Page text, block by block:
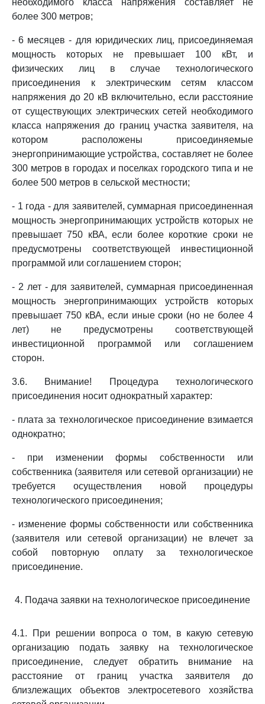
необходимого класса напряжения составляет не
более 300 метров;
- 6 месяцев - для юридических лиц, присоединяемая
мощность которых не превышает 100 кВт, и
физических лиц в случае технологического
присоединения к электрическим сетям классом
напряжения до 20 кВ включительно, если расстояние
от существующих электрических сетей необходимого
класса напряжения до границ участка заявителя, на
котором расположены присоединяемые
энергопринимающие устройства, составляет не более
300 метров в городах и поселках городского типа и не
более 500 метров в сельской местности;
- 1 года - для заявителей, суммарная присоединенная
мощность энергопринимающих устройств которых не
превышает 750 кВА, если более короткие сроки не
предусмотрены соответствующей инвестиционной
программой или соглашением сторон;
- 2 лет - для заявителей, суммарная присоединенная
мощность энергопринимающих устройств которых
превышает 750 кВА, если иные сроки (но не более 4
лет) не предусмотрены соответствующей
инвестиционной программой или соглашением
сторон.
3.6. Внимание! Процедура технологического
присоединения носит однократный характер:
- плата за технологическое присоединение взимается
однократно;
- при изменении формы собственности или
собственника (заявителя или сетевой организации) не
требуется осуществления новой процедуры
технологического присоединения;
- изменение формы собственности или собственника
(заявителя или сетевой организации) не влечет за
собой повторную оплату за технологическое
присоединение.
4. Подача заявки на технологическое присоединение
4.1. При решении вопроса о том, в какую сетевую
организацию подать заявку на технологическое
присоединение, следует обратить внимание на
расстояние от границ участка заявителя до
близлежащих объектов электросетевого хозяйства